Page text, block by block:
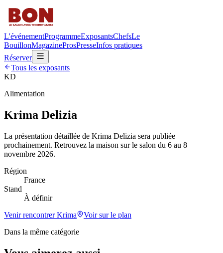
L'événementProgrammeExposantsChefsLe
BouillonMagazineProsPresseInfos pratiques
Réserver
Tous les exposants
KD
Alimentation
Krima Delizia
La présentation détaillée de Krima Delizia sera publiée
prochainement. Retrouvez la maison sur le salon du 6 au 8
novembre 2026.
Région
France
Stand
À définir
Venir rencontrerKrima
Voir sur le plan
Dans la même catégorie